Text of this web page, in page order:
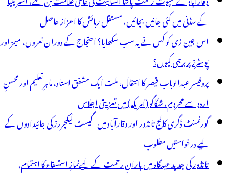
ڈرائیونگ
لائسنس
کے سڈنی میں کئی جانیں بچائیں، مستقل رہائش کا اعزاز حاصل
اس جین زی کو کس نے یہ سب سکھایا؟ احتجاج کے دوران نعروں، میمز اور
پوسٹرز پر برہمی کیوں؟
پروفیسر عبدالوہاب قیصر کا انتقال، ملت ایک مشفق استاد، ماہرِتعلیم اور محسنِ
اردو سے محروم، شکاگو (امریکہ) میں تعزیتی اجلاس
گورنمنٹ ڈگری کالج تانڈور اور وقارآباد میں گیسٹ لیکچررز کی جائیدادوں کے
لیے درخواستیں مطلوب
تانڈور کی جدید عیدگاہ میں بارانِ رحمت کے لیےنمازِ استسقاء کا اہتمام,